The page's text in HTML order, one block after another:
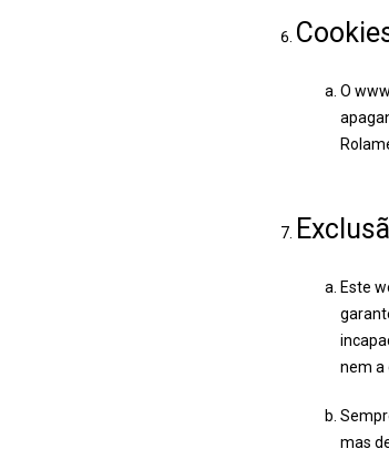
O
Este
nem a
mas